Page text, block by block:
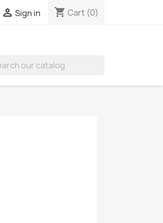
 Sign in shopping_cart Cart (0)
